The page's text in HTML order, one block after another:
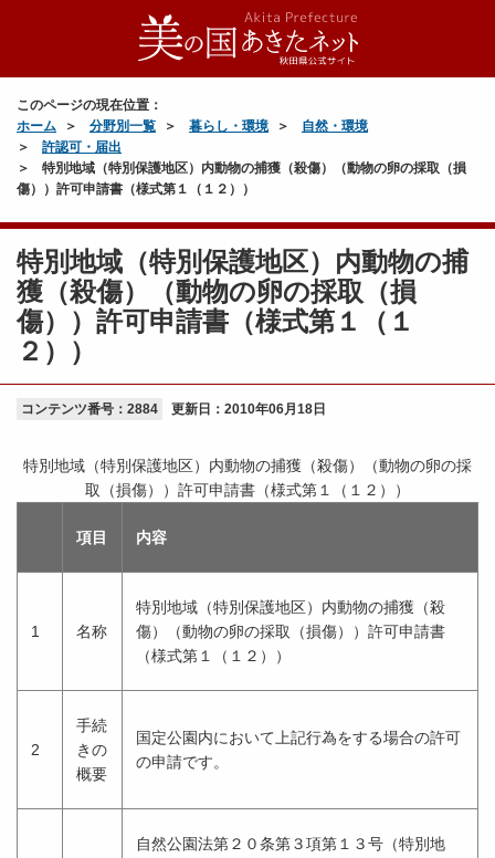
このページの現在位置：
ホーム
分野別一覧 暮らし・環境
自然・環境
許認可・届出
特別地域（特別保護地区）内動物の捕獲（殺傷）（動物の卵の採取（損
傷））許可申請書（様式第１（１２））
特別地域（特別保護地区）内動物の捕
獲（殺傷）（動物の卵の採取（損
傷））許可申請書（様式第１（１
２））
コンテンツ番号：2884 更新日： 2010年06月18日
項目 内容
特別地域（特別保護地区）内動物の捕獲（殺傷）（動物の卵の採
取（損傷））許可申請書（様式第１（１２））
1 名称
特別地域（特別保護地区）内動物の捕獲（殺
傷）（動物の卵の採取（損傷））許可申請書
（様式第１（１２））
2
手続
きの
概要
国定公園内において上記行為をする場合の許可
の申請です。
自然公園法第２０条第３項第１３号（特別地